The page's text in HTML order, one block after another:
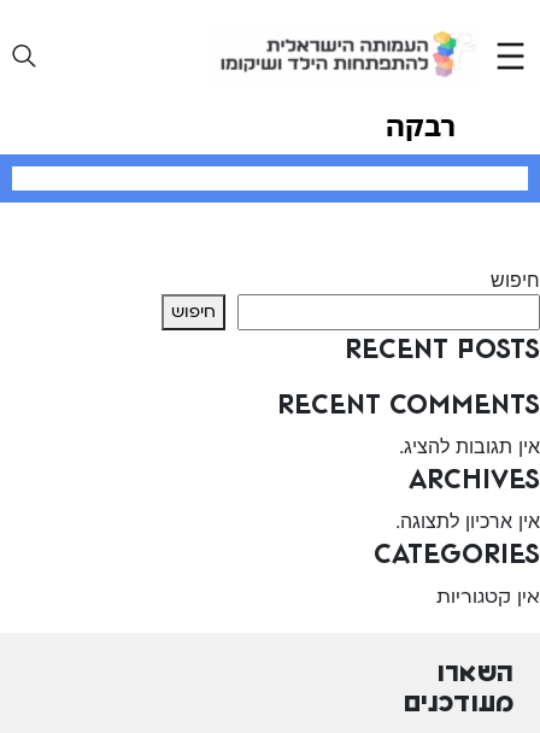
content
רבקה
חיפוש
חיפוש
Recent Posts
Recent Comments
אין תגובות להציג.
Archives
אין ארכיון לתצוגה.
Categories
אין קטגוריות
השארו
מעודכנים